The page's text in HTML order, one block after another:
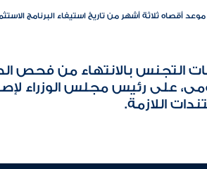
أقصاه ثلاثة أشهر من تاريخ استيفاء البرنامج
بالانتهاء من فحص
على رئيس مجلس الوزراء
اللازمة.